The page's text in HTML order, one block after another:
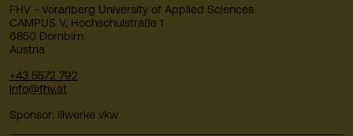
FHV - Vorarlberg University of Applied Sciences
CAMPUS V, Hochschulstraße 1
6850 Dornbirn
Austria
+43 5572 792
info@fhv.at
Sponsor: illwerke vkw